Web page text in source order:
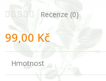
Recenze (0)
99,00 Kč
Hmotnost